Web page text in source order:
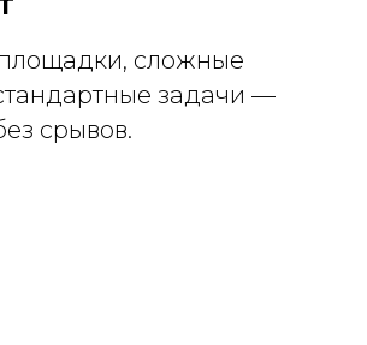
сложные
задачи —
срывов.